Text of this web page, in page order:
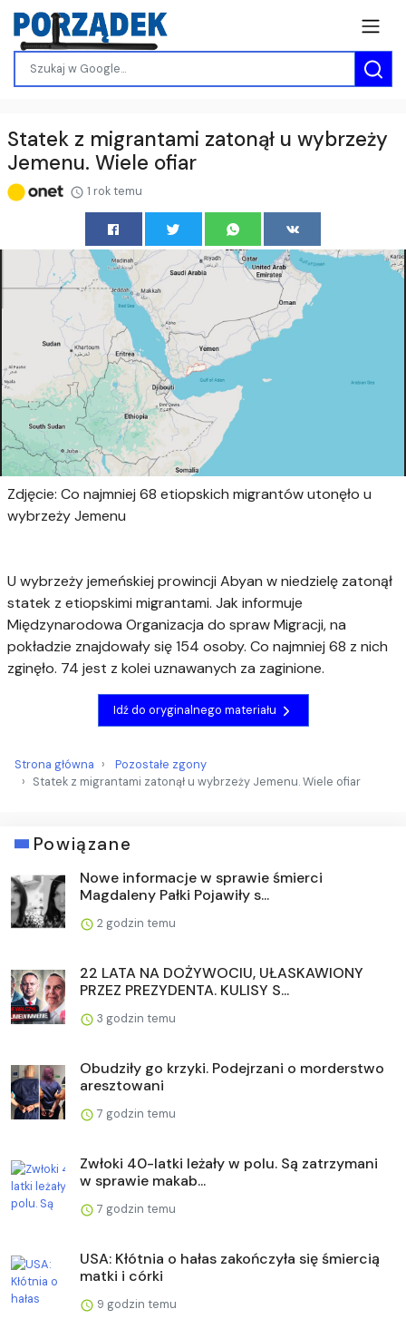
Statek z migrantami zatonął u wybrzeży
Jemenu. Wiele ofiar
1 rok temu
Zdjęcie: Co najmniej 68 etiopskich migrantów utonęło u
wybrzeży Jemenu
U wybrzeży jemeńskiej prowincji Abyan w niedzielę zatonął
statek z etiopskimi migrantami. Jak informuje
Międzynarodowa Organizacja do spraw Migracji, na
pokładzie znajdowały się 154 osoby. Co najmniej 68 z nich
zginęło. 74 jest z kolei uznawanych za zaginione.
Idź do oryginalnego materiału
Strona główna
Pozostałe zgony
Statek z migrantami zatonął u wybrzeży Jemenu. Wiele ofiar
Powiązane
Nowe informacje w sprawie śmierci
Magdaleny Pałki Pojawiły s...
2 godzin temu
22 LATA NA DOŻYWOCIU, UŁASKAWIONY
PRZEZ PREZYDENTA. KULISY S...
3 godzin temu
Obudziły go krzyki. Podejrzani o morderstwo
aresztowani
7 godzin temu
Zwłoki 40-latki leżały w polu. Są zatrzymani
w sprawie makab...
7 godzin temu
USA: Kłótnia o hałas zakończyła się śmiercią
matki i córki
9 godzin temu